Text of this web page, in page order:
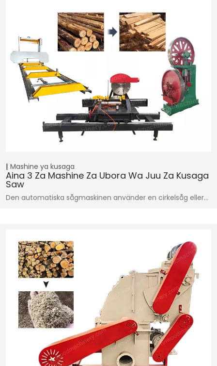
Mashine ya kusaga
Aina 3 Za Mashine Za Ubora Wa Juu Za Kusaga
Saw
Den automatiska sågmaskinen använder en cirkelsåg eller…